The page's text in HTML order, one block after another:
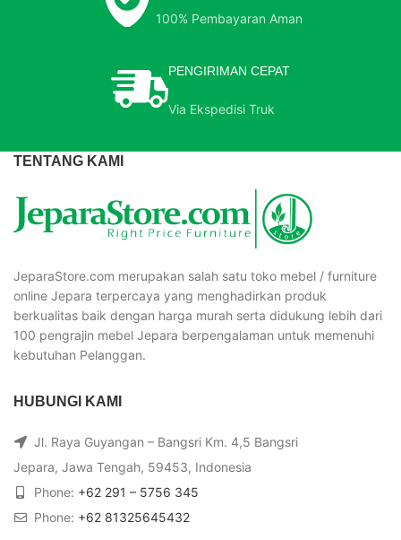
100% Pembayaran Aman
PENGIRIMAN CEPAT
Via Ekspedisi Truk
TENTANG KAMI
JeparaStore.com merupakan salah satu toko mebel / furniture
online Jepara terpercaya yang menghadirkan produk
berkualitas baik dengan harga murah serta didukung lebih dari
100 pengrajin mebel Jepara berpengalaman untuk memenuhi
kebutuhan Pelanggan.
HUBUNGI KAMI
Jl. Raya Guyangan – Bangsri Km. 4,5 Bangsri
Jepara, Jawa Tengah, 59453, Indonesia
Phone: +62 291 – 5756 345
Phone: +62 81325645432